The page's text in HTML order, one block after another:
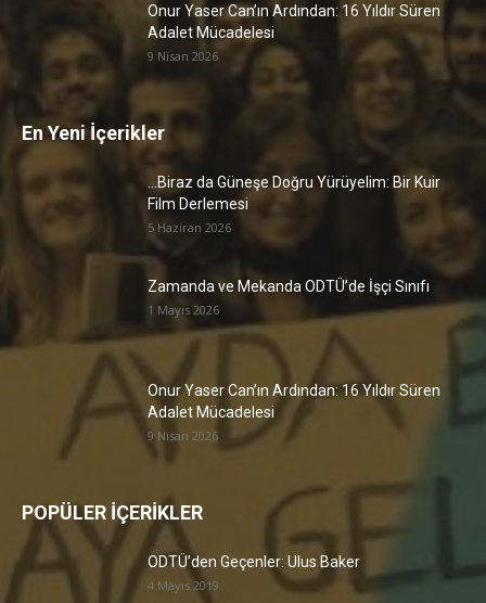
Onur Yaser Can’ın Ardından: 16 Yıldır Süren
Adalet Mücadelesi
9 Nisan 2026
En Yeni İçerikler
…Biraz da Güneşe Doğru Yürüyelim: Bir Kuir
Film Derlemesi
5 Haziran 2026
Zamanda ve Mekanda ODTÜ’de İşçi Sınıfı
1 Mayıs 2026
Onur Yaser Can’ın Ardından: 16 Yıldır Süren
Adalet Mücadelesi
9 Nisan 2026
POPÜLER İÇERİKLER
ODTÜ’den Geçenler: Ulus Baker
4 Mayıs 2019